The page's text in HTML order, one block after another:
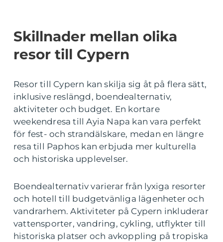
Skillnader mellan olika
resor till Cypern
Resor till Cypern kan skilja sig åt på flera sätt,
inklusive reslängd, boendealternativ,
aktiviteter och budget. En kortare
weekendresa till Ayia Napa kan vara perfekt
för fest- och strandälskare, medan en längre
resa till Paphos kan erbjuda mer kulturella
och historiska upplevelser.
Boendealternativ varierar från lyxiga resorter
och hotell till budgetvänliga lägenheter och
vandrarhem. Aktiviteter på Cypern inkluderar
vattensporter, vandring, cykling, utflykter till
historiska platser och avkoppling på tropiska